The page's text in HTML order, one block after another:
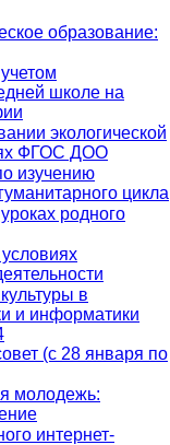
образование:
школе на
экологической
ФГОС ДОО
изучению
цикла
родного
в
и информатики
(с 28 января по
молодежь:
интернет-